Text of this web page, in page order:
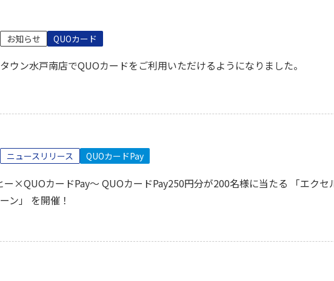
お知らせ QUOカード
ウン水戸南店でQUOカードをご利用いただけるようになりました。
ニュースリリース QUOカードPay
×QUOカードPay～ QUOカードPay250円分が200名様に当たる 「エクセ
ン」 を開催！